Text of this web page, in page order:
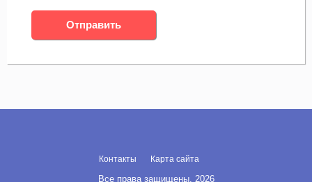
Карта сайта
Контакты
Все права защищены, 2026